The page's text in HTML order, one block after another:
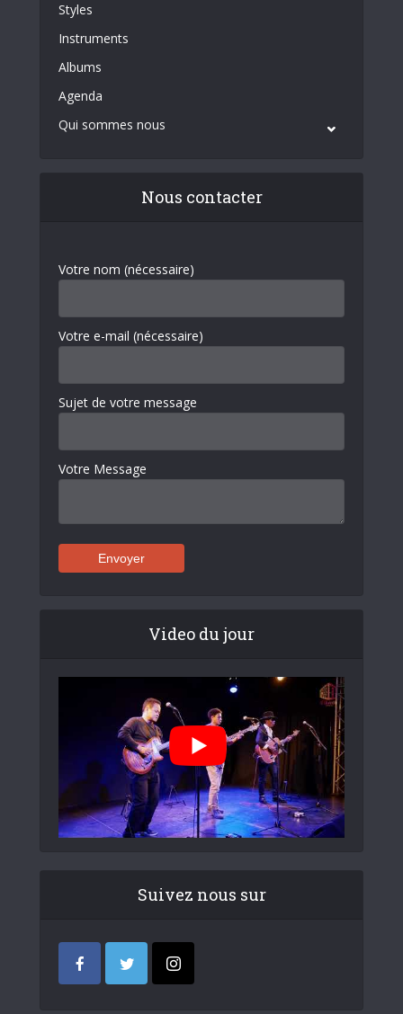
Styles
Instruments
Albums
Agenda
Qui sommes nous
Nous contacter
Votre nom (nécessaire)
Votre e-mail (nécessaire)
Sujet de votre message
Votre Message
Video du jour
Suivez nous sur